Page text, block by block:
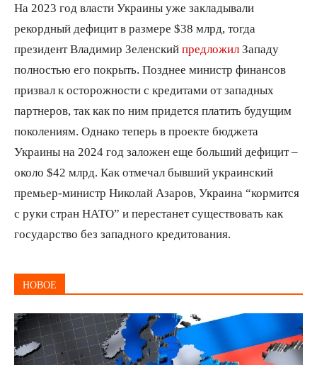
На 2023 год власти Украины уже закладывали
рекордный дефицит в размере $38 млрд, тогда
президент Владимир Зеленский предложил Западу
полностью его покрыть. Позднее министр финансов
призвал к осторожности с кредитами от западных
партнеров, так как по ним придется платить будущим
поколениям. Однако теперь в проекте бюджета
Украины на 2024 год заложен еще больший дефицит –
около $42 млрд. Как отмечал бывший украинский
премьер-министр Николай Азаров, Украина “кормится
с руки стран НАТО” и перестанет существовать как
государство без западного кредитования.
НОВОЕ